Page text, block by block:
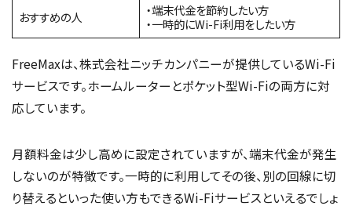
おすすめの人
・端末代金を節約したい方
・一時的にWi-Fi利用をしたい方
FreeMaxは、株式会社ニッチカンパニーが提供しているWi-Fi
サービスです。ホームルーターとポケット型Wi-Fiの両方に対
応しています。
月額料金は少し高めに設定されていますが、端末代金が発生
しないのが特徴です。一時的に利用してその後、別の回線に切
り替えるといった使い方もできるWi-Fiサービスといえるでしょ